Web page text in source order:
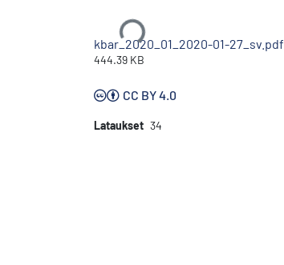
Ladataan...
kbar_2020_01_2020-01-27_sv.pdf
444.39 KB
CC BY 4.0
Lataukset 34